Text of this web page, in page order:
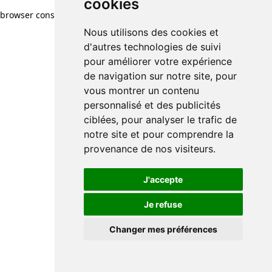
cookies
Nous utilisons des cookies et
d'autres technologies de suivi
pour améliorer votre expérience
de navigation sur notre site, pour
vous montrer un contenu
personnalisé et des publicités
ciblées, pour analyser le trafic de
notre site et pour comprendre la
provenance de nos visiteurs.
J'accepte
Je refuse
Changer mes préférences
browser console for more information)